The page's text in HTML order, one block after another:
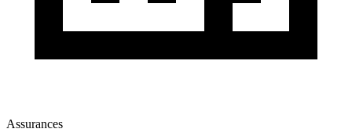
Assurances